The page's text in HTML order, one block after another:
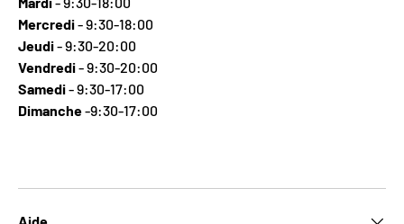
Mercredi- 9:30-18:00
Jeudi- 9:30-20:00
Vendredi- 9:30-20:00
Samedi- 9:30-17:00
Dimanche-9:30-17:00